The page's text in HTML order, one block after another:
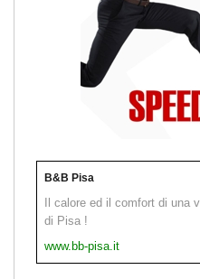
B&B Pisa
Il calore ed il comfort di una
di Pisa !
www.bb-pisa.it